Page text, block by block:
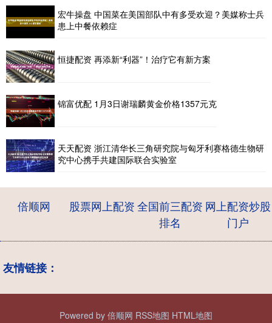
宏牛操盘 中国菜在美国部队中有多受欢迎？美媒称士兵
患上中餐依赖症
恒捷配资 再添新“利器”！治疗它有新方案
锦富优配 1月3日谢瑞麟黄金价格1357元克
天天配资 浙江清华长三角研究院与匈牙利赛格德生物研
究中心携手共建国际联合实验室
倍顺网 股票网上配资全国前三配资
排名
网上配资炒股
门户
友情链接：
Powered by 倍顺网 RSS地图 HTML地图